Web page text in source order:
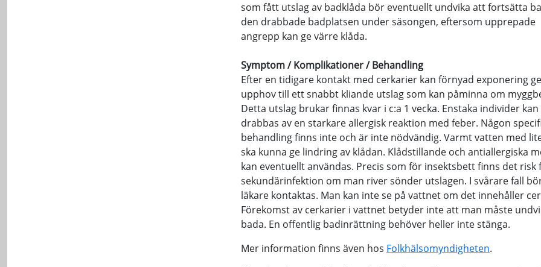
som fått utslag av badklåda bör eventuellt undvika att fortsätta
den drabbade badplatsen under säsongen, eftersom upprepade
angrepp kan ge värre klåda.
Symptom / Komplikationer / Behandling
Efter en tidigare kontakt med cerkarier kan förnyad exponering ge
upphov till ett snabbt kliande utslag som kan påminna om
Detta utslag brukar finnas kvar i c:a 1 vecka. Enstaka individer kan
drabbas av en starkare allergisk reaktion med feber. Någon
behandling finns inte och är inte nödvändig. Varmt vatten med
ska kunna ge lindring av klådan. Klådstillande och antiallergiska
kan eventuellt användas. Precis som för insektsbett finns det risk
sekundärinfektion om man river sönder utslagen. I svårare fall
läkare kontaktas. Man kan inte se på vattnet om det innehåller
Förekomst av cerkarier i vattnet betyder inte att man måste
bada. En offentlig badinrättning behöver heller inte stänga.
Mer information finns även hos Folkhälsomyndigheten.